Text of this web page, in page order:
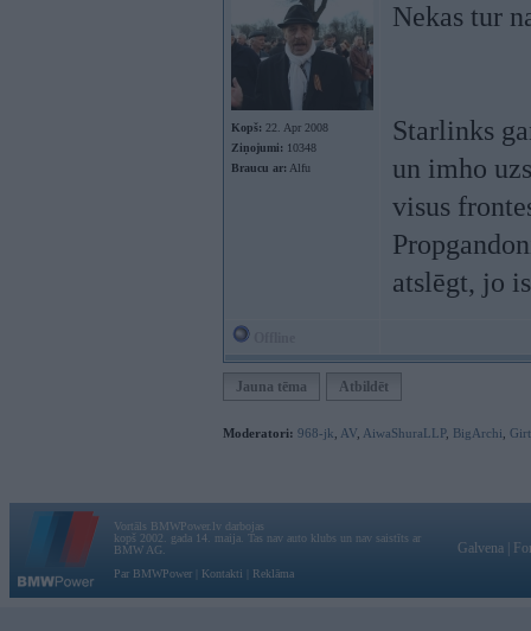
Kopš: 22. Apr 2008
Ziņojumi: 10348
Braucu ar: Alfu
Nekas tur
Starlinks
un imho
visus
atslēgt, jo
Jauna tēma Atbildēt
Moderatori: 968-jk AV AiwaShuraLLP, BigArchi
Vortāls BMWPower.lv darbojas
kopš 2002. gada 14. maija. Tas nav auto klubs un nav saistīts ar
BMW AG.
Par BMWPower
Kontakti Reklāma
Galvena